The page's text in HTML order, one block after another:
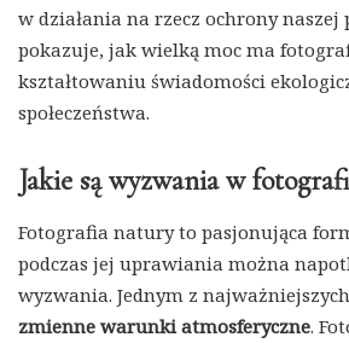
w działania na rzecz ochrony naszej
pokazuje, jak wielką moc ma
kształtowaniu świadomości
społeczeństwa.
Jakie są wyzwania w
Fotografia natury to pasjonująca
podczas jej uprawiania można
wyzwania. Jednym z
zmienne warunki atmosferyczne.